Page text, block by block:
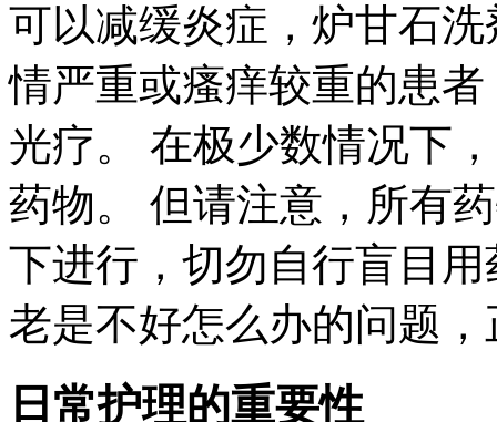
可以减缓炎症，炉甘石
情严重或瘙痒较重的患
光疗。 在极少数情况下
药物。 但请注意，所有
下进行，切勿自行盲目
老是不好怎么办的问题
日常护理的重要性